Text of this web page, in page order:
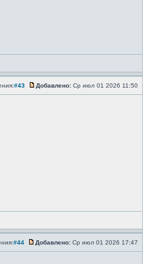
#43 Добавлено: Ср июл 01 2026 11:50
#44 Добавлено: Ср июл 01 2026 17:47